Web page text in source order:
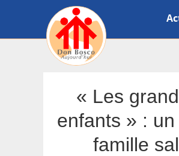
« Les
enfants » :
famille